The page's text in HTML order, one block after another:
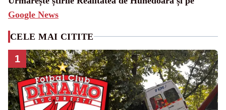
Google News
CELE MAI CITITE
1